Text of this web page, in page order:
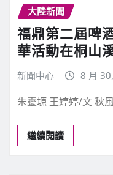
大陸新聞
福鼎第二屆啤
華活動在桐山
新聞中心 8 月
朱靈塬 王婷婷/文 秋
繼續閱讀